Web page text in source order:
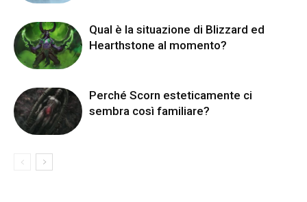
Qual è la situazione di Blizzard ed
Hearthstone al momento?
Perché Scorn esteticamente ci
sembra così familiare?